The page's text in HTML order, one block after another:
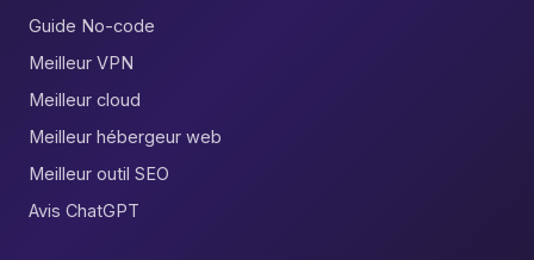
Guide No-code
Meilleur VPN
Meilleur cloud
Meilleur hébergeur web
Meilleur outil SEO
Avis ChatGPT